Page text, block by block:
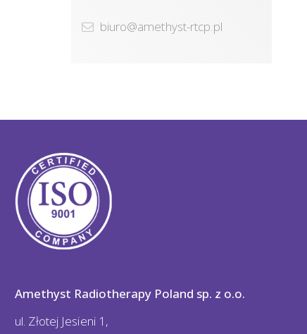
biuro@amethyst-rtcp.pl
Amethyst Radiotherapy Poland sp. z o.o.
ul. Złotej Jesieni 1,